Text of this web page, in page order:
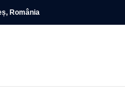
România